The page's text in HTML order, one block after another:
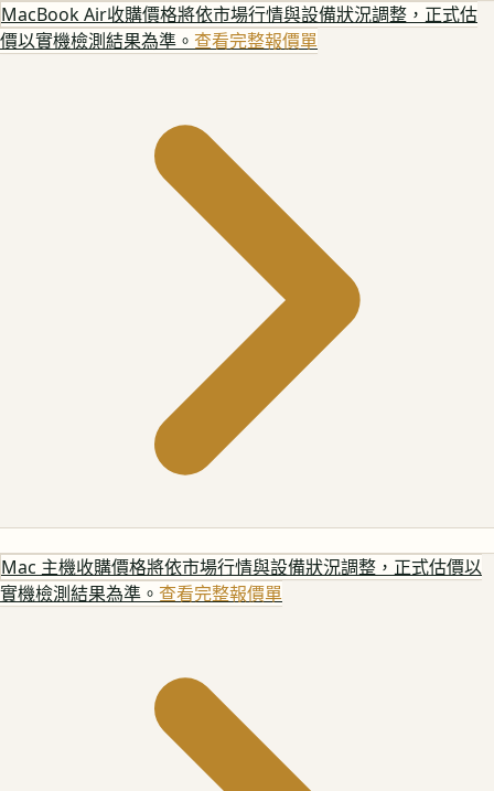
MacBook Air收購價格將依市場行情與設備狀況調整，正式估
價以實機檢測結果為準。 查看完整報價單
Mac 主機收購價格將依市場行情與設備狀況調整，正式估價以
實機檢測結果為準。 查看完整報價單